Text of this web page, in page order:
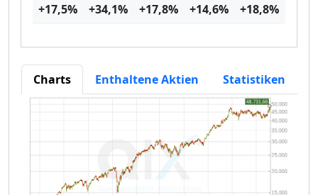
+17,5% +34,1% +17,8% +14,6% +18,8%
Charts Enthaltene Aktien Statistiken